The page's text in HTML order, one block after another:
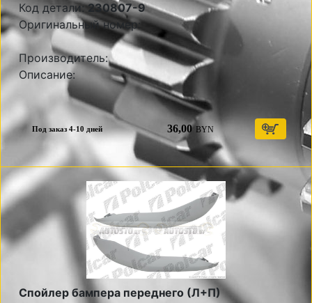
Код детали:230807-9
Оригинальный номер:
Производитель:
Описание:
Под заказ 4-10 дней 36,00 BYN
Спойлер бампера переднего (Л+П)